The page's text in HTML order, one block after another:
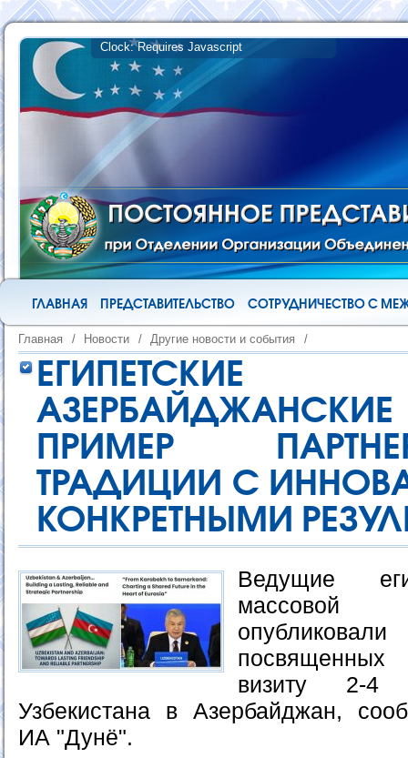
ГЛАВНАЯ ПРЕДСТАВИТЕЛЬСТВО СОТРУДНИЧЕСТВО С
Главная / Новости / Другие новости и события /
ПРИМЕР
ТРАДИЦИИ С
КОНКРЕТНЫМИ
Ведущие
посвященных
визиту 2-4
Узбекистана в Азербайджан,
ИА "Дунё".